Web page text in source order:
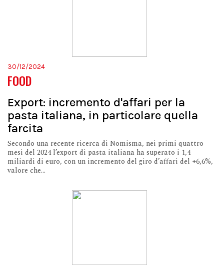
30/12/2024
FOOD
Export: incremento d'affari per la
pasta italiana, in particolare quella
farcita
Secondo una recente ricerca di Nomisma, nei primi quattro
mesi del 2024 l’export di pasta italiana ha superato i 1,4
miliardi di euro, con un incremento del giro d’affari del +6,6%,
valore che...